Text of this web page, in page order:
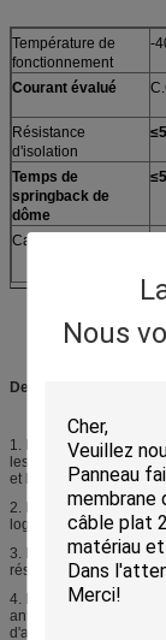
Nous
Température de
fonctionnement
-
Courant évalué
Résistance
d'isolation
Temps de
springback de
dôme
Caractéristique :
Description et
1. Le bel aspect, riche
les produits peuvent
et le concepteur.
2. Le panneau peut
logos et tout autre
3. Petite taille, poids
résistante,
4. L'étanchéité est
anti-huile, anti-
d'alcali de gaz,